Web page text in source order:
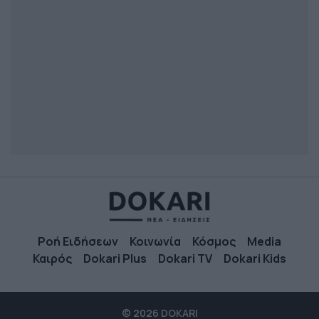
Ροή Ειδήσεων Κοινωνία Κόσμος
Media
Καιρός
Dokari Plus Dokari TV Dokari Kids
© 2026 DOKARI